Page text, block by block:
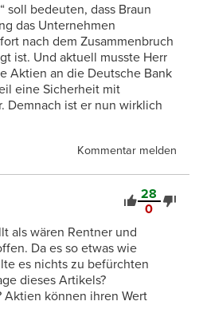
soll bedeuten, dass Braun
das Unternehmen
nach dem Zusammenbruch
ist. Und aktuell musste Herr
Aktien an die Deutsche Bank
eine Sicherheit mit
Demnach ist er nun wirklich
Kommentar melden
28
0
als wären Rentner und
Da es so etwas wie
es nichts zu befürchten
dieses Artikels?
Aktien können ihren Wert